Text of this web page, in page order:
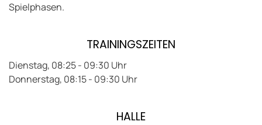
Spielphasen.
TRAININGSZEITEN
Dienstag, 08:25 - 09:30 Uhr
Donnerstag, 08:15 - 09:30 Uhr
HALLE